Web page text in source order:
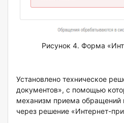
Рисунок 4. Форма
Установлено техническое
документов», с помощью
механизм приема обращений
через решение «Интернет-